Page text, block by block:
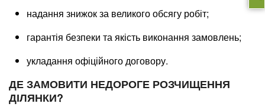
надання знижок за великого обсягу робіт;
гарантія безпеки та якість виконання замовлень;
укладання офіційного договору.
ДЕ ЗАМОВИТИ НЕДОРОГЕ РОЗЧИЩЕННЯ
ДІЛЯНКИ?